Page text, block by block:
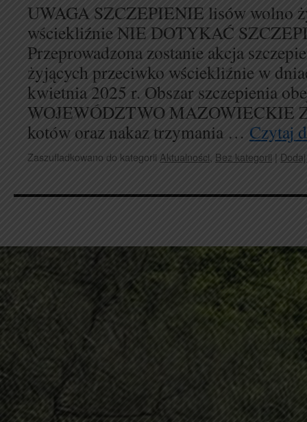
UWAGA SZCZEPIENIE lisów wolno
wściekliźnie NIE DOTYKAĆ
Przeprowadzona zostanie akcja
żyjących przeciwko wściekliźnie w
kwietnia 2025 r. Obszar szczepienia
WOJEWÓDZTWO MAZOWIECKIE
kotów oraz nakaz trzymania … Czytaj
Zaszufladkowano do kategorii Aktualności Bez kategorii |